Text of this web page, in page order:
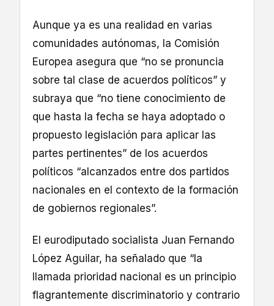
Aunque ya es una realidad en varias
comunidades autónomas, la Comisión
Europea asegura que “no se pronuncia
sobre tal clase de acuerdos políticos” y
subraya que “no tiene conocimiento de
que hasta la fecha se haya adoptado o
propuesto legislación para aplicar las
partes pertinentes” de los acuerdos
políticos “alcanzados entre dos partidos
nacionales en el contexto de la formación
de gobiernos regionales”.
El eurodiputado socialista Juan Fernando
López Aguilar, ha señalado que “la
llamada prioridad nacional es un principio
flagrantemente discriminatorio y contrario